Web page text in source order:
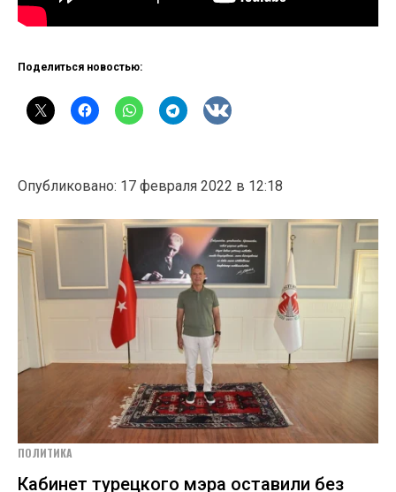
Поделиться новостью:
Опубликовано: 17 февраля 2022 в 12:18
ПОЛИТИКА
Кабинет турецкого мэра оставили без